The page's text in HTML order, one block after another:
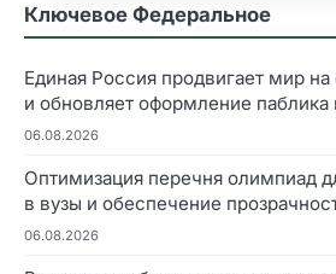
Ключевое Федеральное
Единая Россия продвигает мир
и обновляет оформление паблика
06.08.2026
Оптимизация перечня олимпиад
в вузы и обеспечение
06.08.2026